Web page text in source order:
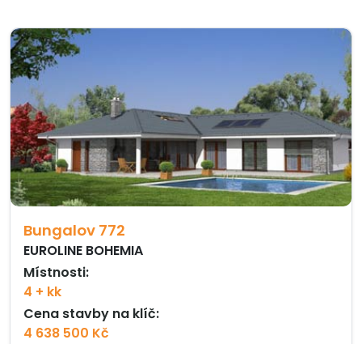
Bungalov 772
EUROLINE BOHEMIA
Místnosti:
4 + kk
Cena stavby na klíč:
4 638 500 Kč